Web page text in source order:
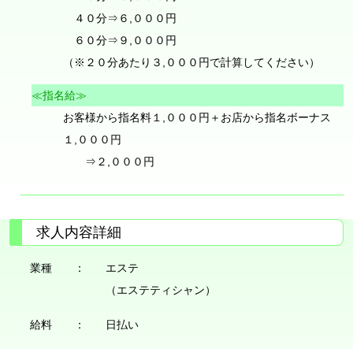
４０分⇒６,０００円
６０分⇒９,０００円
（※２０分あたり３,０００円で計算してください）
≪指名給≫
お客様から指名料１,０００円＋お店から指名ボーナス
１,０００円
⇒２,０００円
求人内容詳細
業種 ：
エステ
（エステティシャン）
給料 ： 日払い